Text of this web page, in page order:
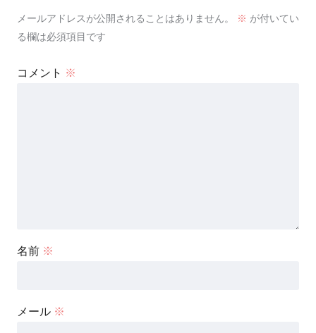
メールアドレスが公開されることはありません。 ※ が付いてい
る欄は必須項目です
コメント ※
名前 ※
メール ※